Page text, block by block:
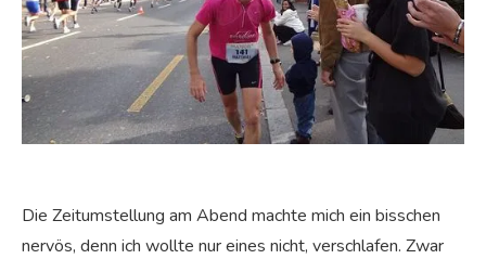
Die Zeitumstellung am Abend machte mich ein bisschen
nervös, denn ich wollte nur eines nicht, verschlafen. Zwar